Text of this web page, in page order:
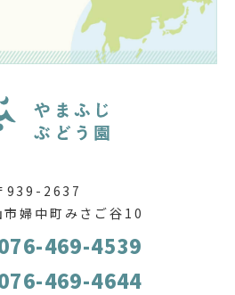
939-2637
市婦中町みさご谷10
469-4539
469-4644